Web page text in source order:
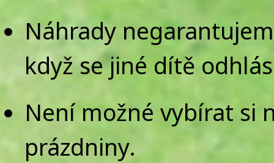
Náhrady
když se jiné dítě
Není možné vybírat si
prázdniny.